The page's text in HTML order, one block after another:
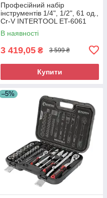
Професійний набір
інструментів 1/4", 1/2", 61 од.,
Cr-V INTERTOOL ET-6061
В наявності
3 419,05 ₴ 3 599 ₴
Купити
–5%